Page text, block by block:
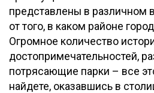
представлены в различном
от того, в каком районе
Огромное количество
достопримечательностей,
потрясающие парки – все
найдете, оказавшись в